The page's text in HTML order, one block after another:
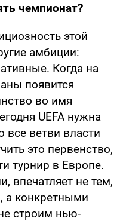
чемпионат?
этой
амбиции:
Когда на
появится
во имя
UEFA нужна
все ветви власти
это первенство,
турнир в Европе.
впечатляет не тем,
а конкретными
строим нью-